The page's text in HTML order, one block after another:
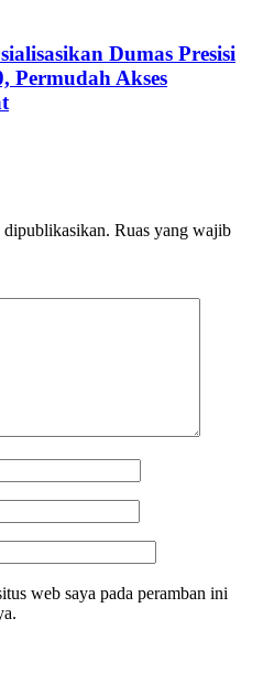
Dumas Presisi
Permudah Akses
Ruas yang wajib
web saya pada peramban ini